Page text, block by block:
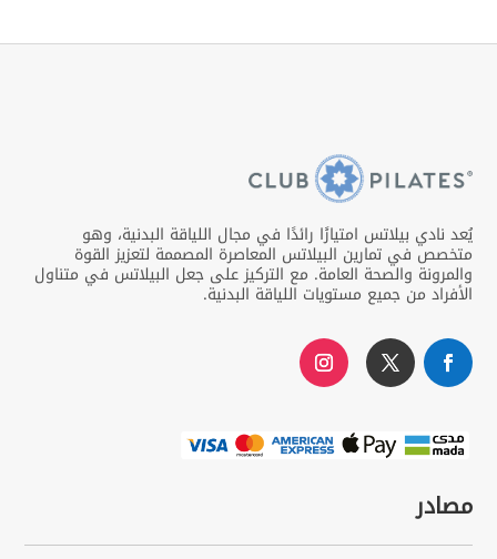
يُعد نادي بيلاتس امتيازًا رائدًا في مجال اللياقة البدنية، وهو
متخصص في تمارين البيلاتس المعاصرة المصممة لتعزيز القوة
والمرونة والصحة العامة. مع التركيز على جعل البيلاتس في متناول
الأفراد من جميع مستويات اللياقة البدنية.
مصادر